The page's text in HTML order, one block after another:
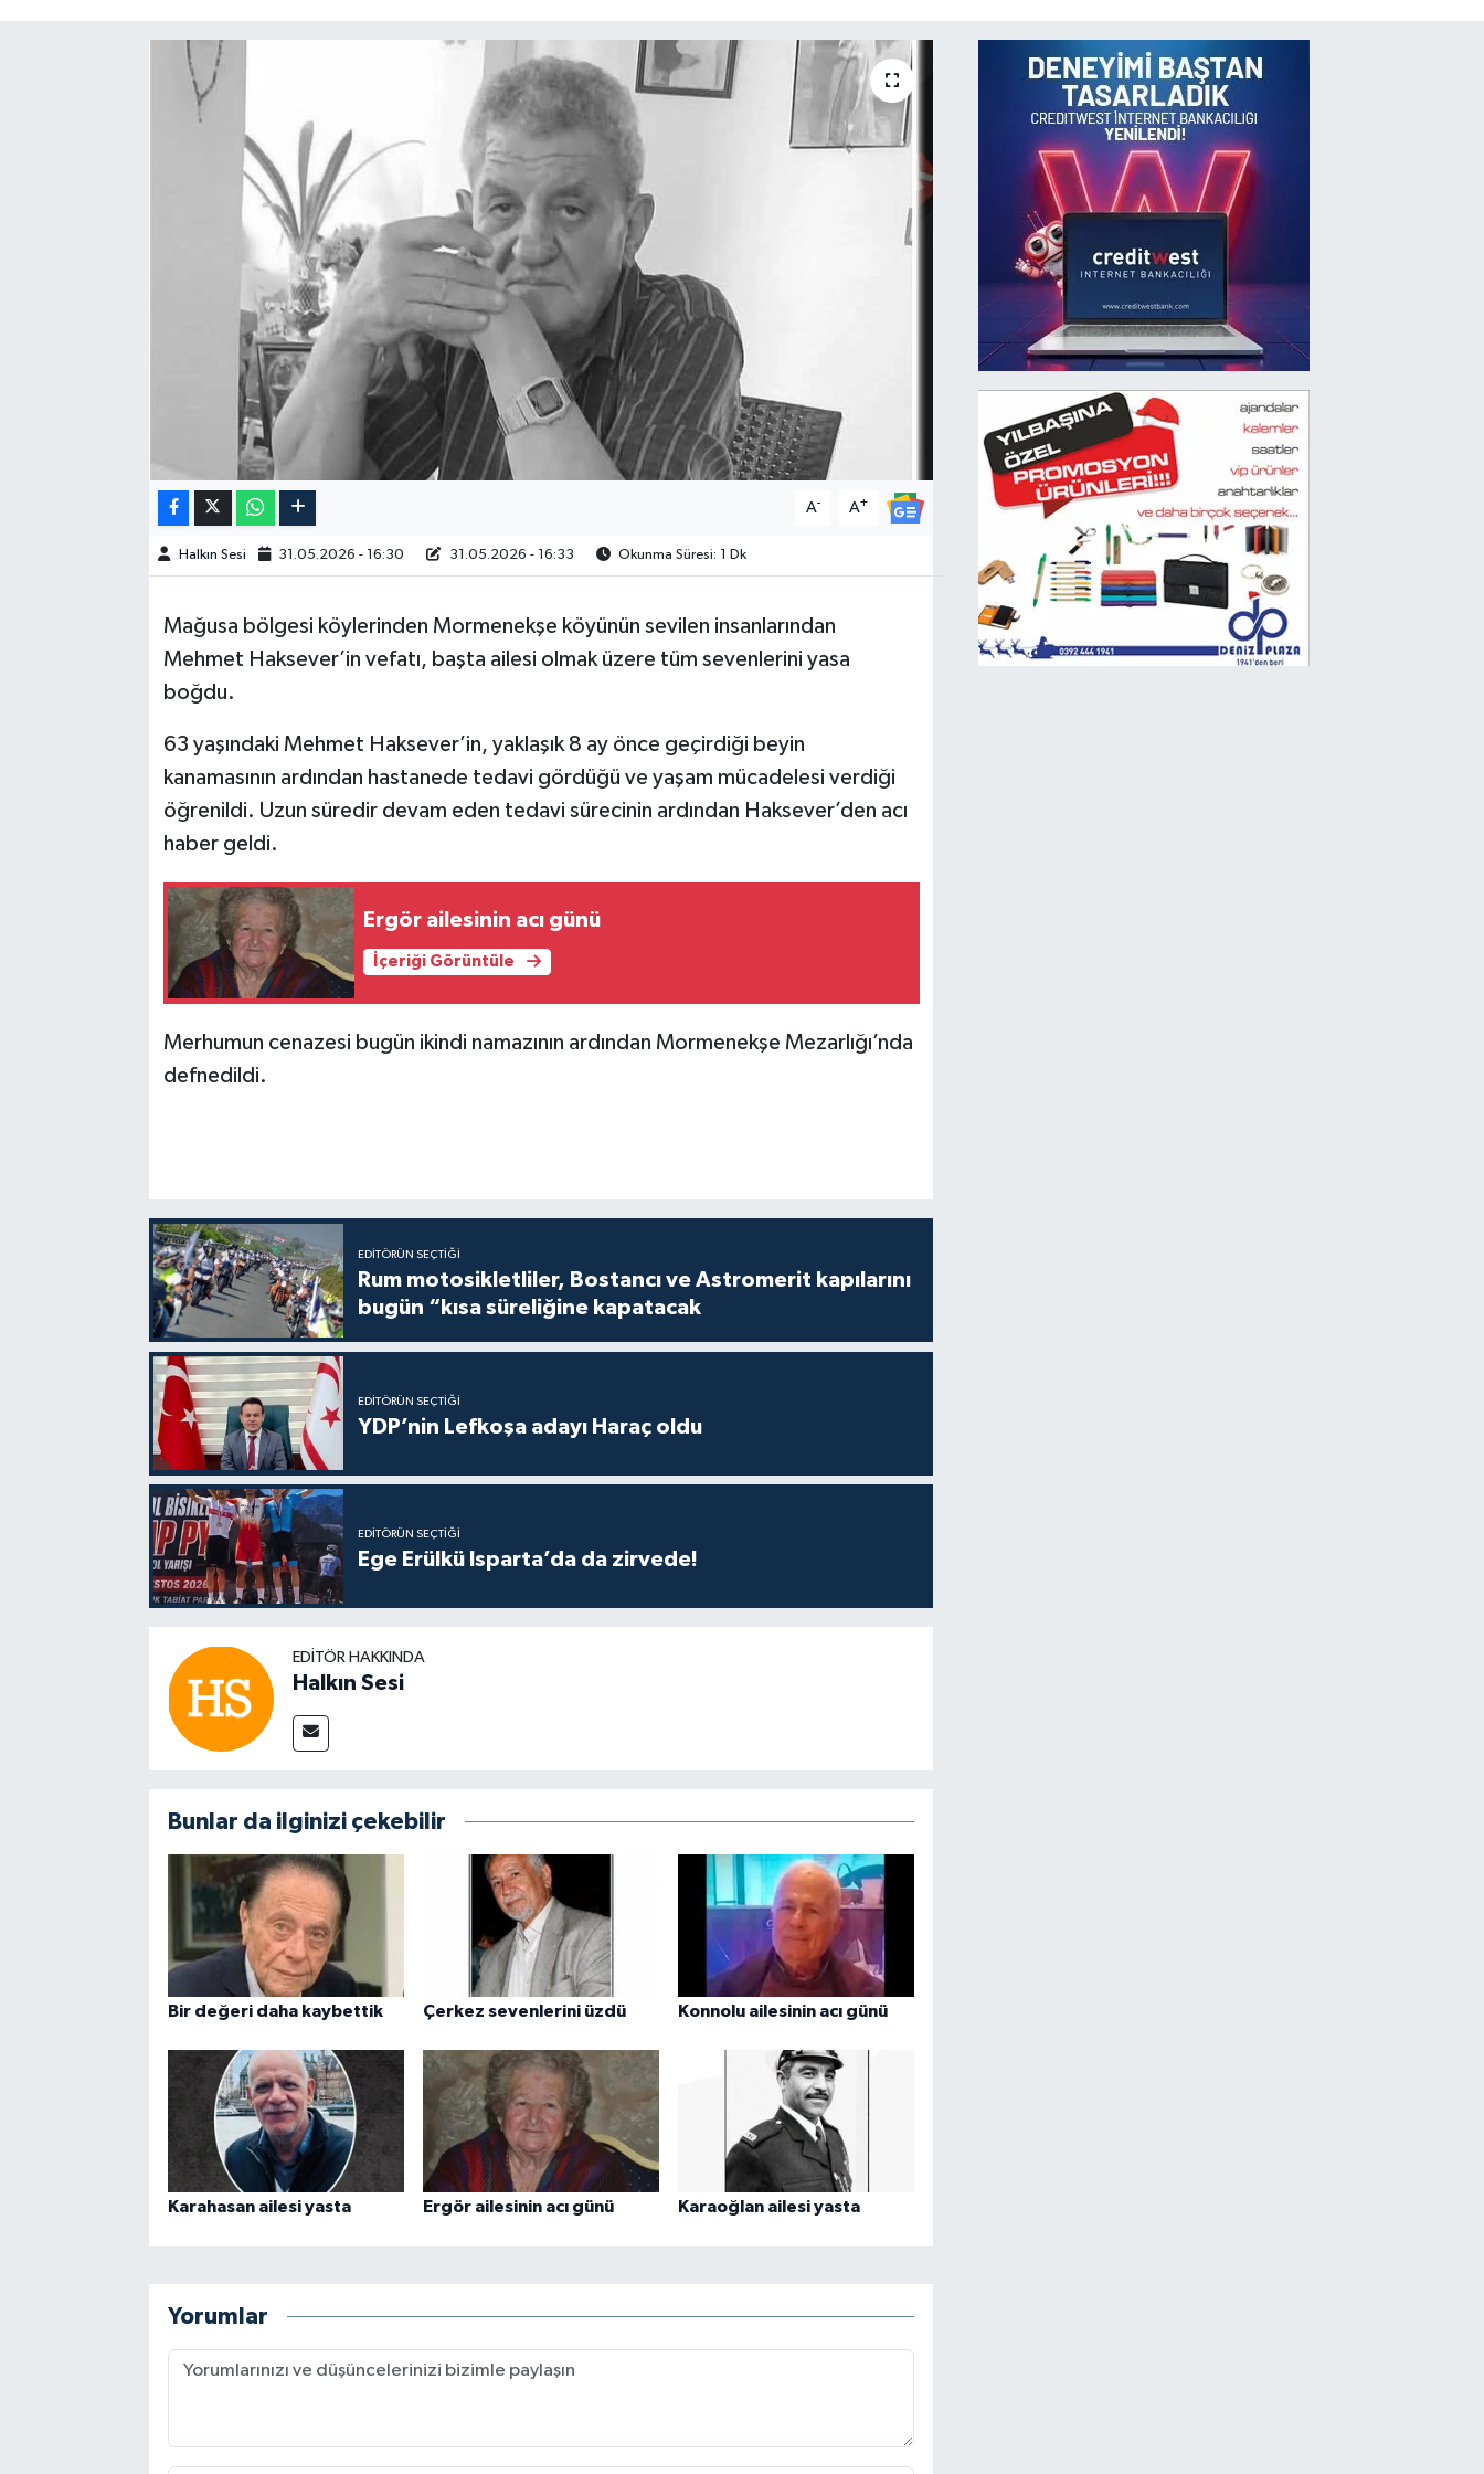
A- A+
Halkın Sesi 31.05.2026 - 16:30 31.05.2026 - 16:33 Okunma Süresi: 1 Dk
Mağusa bölgesi köylerinden Mormenekşe köyünün sevilen insanlarından
Mehmet Haksever’in vefatı, başta ailesi olmak üzere tüm sevenlerini yasa
boğdu.
63 yaşındaki Mehmet Haksever’in, yaklaşık 8 ay önce geçirdiği beyin
kanamasının ardından hastanede tedavi gördüğü ve yaşam mücadelesi verdiği
öğrenildi. Uzun süredir devam eden tedavi sürecinin ardından Haksever’den acı
haber geldi.
Ergör ailesinin acı günü
İçeriği Görüntüle
Merhumun cenazesi bugün ikindi namazının ardından Mormenekşe Mezarlığı’nda
defnedildi.
EDITÖRÜN SEÇTIĞI
Rum motosikletliler, Bostancı ve Astromerit kapılarını
bugün “kısa süreliğine kapatacak
EDITÖRÜN SEÇTIĞI
YDP’nin Lefkoşa adayı Haraç oldu
EDITÖRÜN SEÇTIĞI
Ege Erülkü Isparta’da da zirvede!
EDITÖR HAKKINDA
Halkın Sesi
Bunlar da ilginizi çekebilir
Bir değeri daha kaybettik Çerkez sevenlerini üzdü Konnolu ailesinin acı günü
Karahasan ailesi yasta Ergör ailesinin acı günü Karaoğlan ailesi yasta
Yorumlar